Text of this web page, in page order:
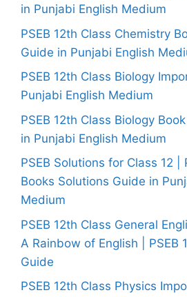
in Punjabi English Medium
PSEB 12th Class Chemistry
Guide in Punjabi English
PSEB 12th Class Biology
Punjabi English Medium
PSEB 12th Class Biology
in Punjabi English Medium
PSEB Solutions for Class 12 |
Books Solutions Guide in
Medium
PSEB 12th Class General
A Rainbow of English | PSEB
Guide
PSEB 12th Class Physics